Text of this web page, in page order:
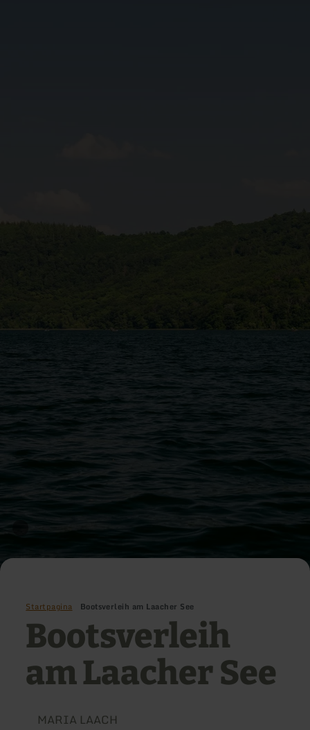
Startpagina Bootsverleih am Laacher See
Bootsverleih
am Laacher See
MARIA LAACH